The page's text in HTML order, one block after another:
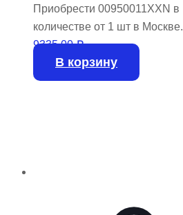
Приобрести 00950011XXN в
количестве от 1 шт в Москве.
Производитель LITTELFUSE.
На складе доступно 14 шт.
9335,00₽
В корзину